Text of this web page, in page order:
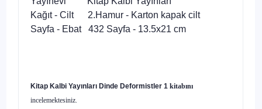
Kağıt - Cilt 2.Hamur - Karton kapak cilt
Sayfa - Ebat 432 Sayfa - 13.5x21 cm
Kitap Kalbi Yayınları Dinde Deformistler 1 kitabını
incelemektesiniz.